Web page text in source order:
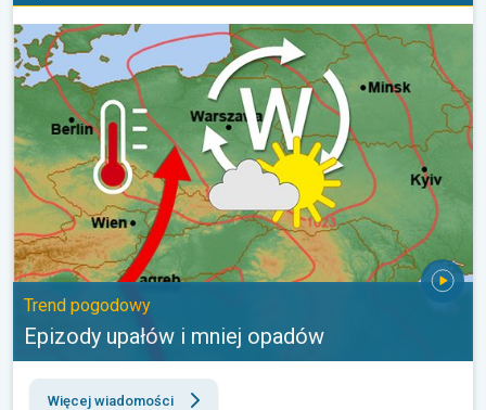
Epizody upałów i mniej opadów. Trend pogodowy. . .
Trend pogodowy
Epizody upałów i mniej opadów
Więcej wiadomości